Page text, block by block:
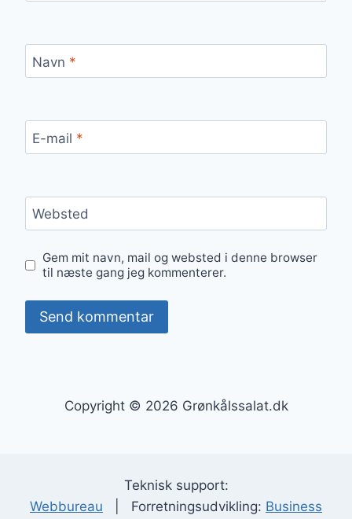
Navn *
E-mail *
Websted
Gem mit navn, mail og websted i denne browser
til næste gang jeg kommenterer.
Copyright © 2026 Grønkålssalat.dk
Teknisk support:
Webbureau | Forretningsudvikling: Business